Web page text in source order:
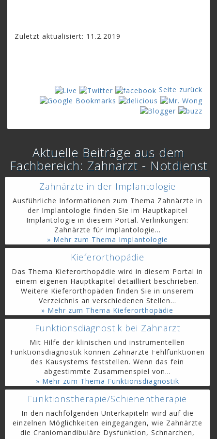
Zuletzt aktualisiert: 11.2.2019
Seite zurück
Aktuelle Beiträge aus dem
Fachbereich: Zahnarzt - Notdienst
Zahnärzte in der Implantologie
Ausführliche Informationen zum Thema Zahnärzte in
der Implantologie finden Sie im Hauptkapitel
Implantologie in diesem Portal. Verlinkungen:
Zahnärzte für Implantologie...
» Mehr zum Thema Implantologie
Kieferorthopädie
Das Thema Kieferorthopädie wird in diesem Portal in
einem eigenen Hauptkapitel detailliert beschrieben.
Weitere Kieferorthopäden finden Sie in unserem
Verzeichnis an verschiedenen Stellen...
» Mehr zum Thema Kieferorthopädie
Funktionsdiagnostik bei Zahnarzt
Mit Hilfe der klinischen und instrumentellen
Funktionsdiagnostik können Zahnärzte Fehlfunktionen
des Kausystems feststellen. Wenn das fein
abgestimmte Zusammenspiel von...
» Mehr zum Thema Funktionsdiagnostik
Funktionstherapie/Schienentherapie
In den nachfolgenden Unterkapiteln wird auf die
einzelnen Möglichkeiten eingegangen, wie Zahnärzte
die Craniomandibuläre Dysfunktion, Schnarchen,